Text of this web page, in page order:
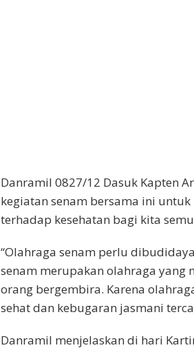
Danramil 0827/12 Dasuk Kapten
kegiatan senam bersama ini
terhadap kesehatan bagi kita
“Olahraga senam perlu
senam merupakan olahraga yang
orang bergembira. Karena
sehat dan kebugaran jasmani
Danramil menjelaskan di hari